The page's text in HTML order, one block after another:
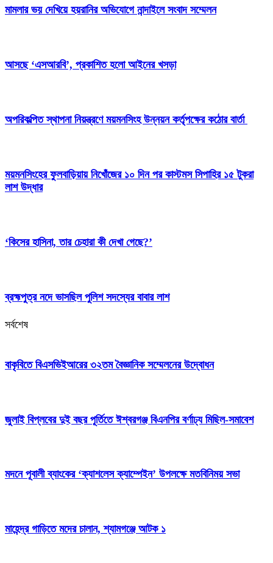
মামলার ভয় দেখিয়ে হয়রানির অভিযোগে নান্দাইলে সংবাদ সম্মেলন
আসছে ‘এসআরবি’, প্রকাশিত হলো আইনের খসড়া
অপরিকল্পিত স্থাপনা নিয়ন্ত্রণে ময়মনসিংহ উন্নয়ন কর্তৃপক্ষের কঠোর বার্তা
ময়মনসিংহের ফুলবাড়িয়ায় নিখোঁজের ১০ দিন পর কাস্টমস সিপাহির ১৫ টুকরা
লাশ উদ্ধার
‘কিসের হাসিনা, তার চেহারা কী দেখা গেছে?’
ব্রহ্মপুত্র নদে ভাসছিল পুলিশ সদস্যের বাবার লাশ
সর্বশেষ
বাকৃবিতে বিএসভিইআরের ৩২তম বৈজ্ঞানিক সম্মেলনের উদ্বোধন
জুলাই বিপ্লবের দুই বছর পূর্তিতে ঈশ্বরগঞ্জ বিএনপির বর্ণাঢ্য মিছিল-সমাবেশ
মদনে পূবালী ব্যাংকের ‘ক্যাশলেস ক্যাম্পেইন’ উপলক্ষে মতবিনিময় সভা
মাহেন্দ্র গাড়িতে মদের চালান, শ্যামগঞ্জে আটক ১